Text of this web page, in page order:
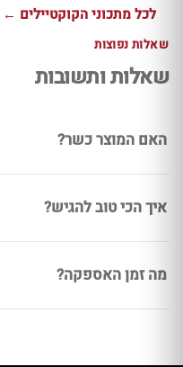
לכל מתכוני הקוקטיילים ←
שאלות נפוצות
שאלות ותשובות
האם המוצר כשר?
איך הכי טוב להגיש?
מה זמן האספקה?